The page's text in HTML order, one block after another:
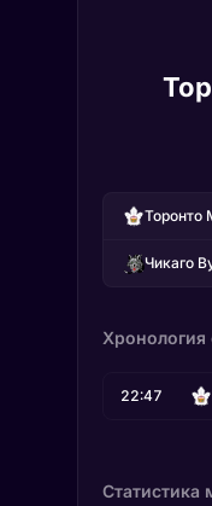
Торонто
Чикаго
Хронология
22:47
Статистика